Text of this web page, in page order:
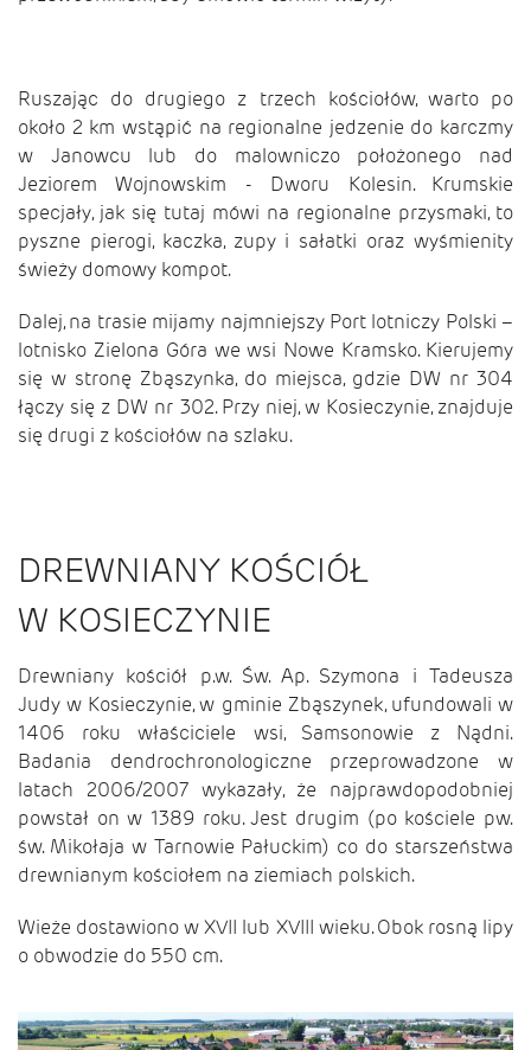
Ruszając do drugiego z trzech kościołów, warto po
około 2 km wstąpić na regionalne jedzenie do karczmy
w Janowcu lub do malowniczo położonego nad
Jeziorem Wojnowskim - Dworu Kolesin. Krumskie
specjały, jak się tutaj mówi na regionalne przysmaki, to
pyszne pierogi, kaczka, zupy i sałatki oraz wyśmienity
świeży domowy kompot.
Dalej, na trasie mijamy najmniejszy Port lotniczy Polski –
lotnisko Zielona Góra we wsi Nowe Kramsko. Kierujemy
się w stronę Zbąszynka, do miejsca, gdzie DW nr 304
łączy się z DW nr 302. Przy niej, w Kosieczynie, znajduje
się drugi z kościołów na szlaku.
DREWNIANY KOŚCIÓŁ
W KOSIECZYNIE
Drewniany kościół p.w. Św. Ap. Szymona i Tadeusza
Judy w Kosieczynie, w gminie Zbąszynek, ufundowali w
1406 roku właściciele wsi, Samsonowie z Nądni.
Badania dendrochronologiczne przeprowadzone w
latach 2006/2007 wykazały, że najprawdopodobniej
powstał on w 1389 roku. Jest drugim (po kościele pw.
św. Mikołaja w Tarnowie Pałuckim) co do starszeństwa
drewnianym kościołem na ziemiach polskich.
Wieże dostawiono w XVII lub XVIII wieku. Obok rosną lipy
o obwodzie do 550 cm.